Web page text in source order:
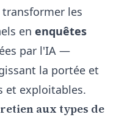
les
en enquêtes
par l'IA —
la portée et
et exploitables.
aux types de